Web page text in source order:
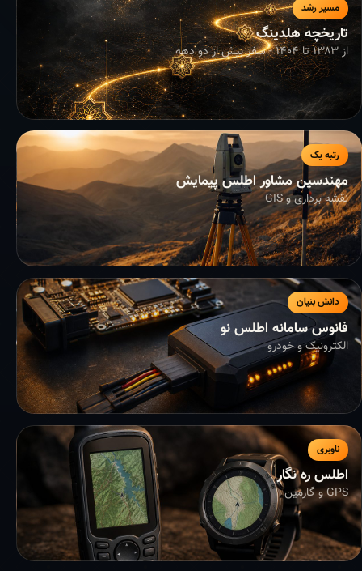
مسیر رشد
تاریخچه هلدینگ
از ۱۳۸۳ تا ۱۴۰۴ - سفر بیش از دو دهه
رتبه یک
مهندسین مشاور اطلس پیمایش
نقشه برداری و GIS
دانش بنیان
فانوس سامانه اطلس نو
الکترونیک و خودرو
ناوبری
اطلس ره نگار
GPS و گارمین